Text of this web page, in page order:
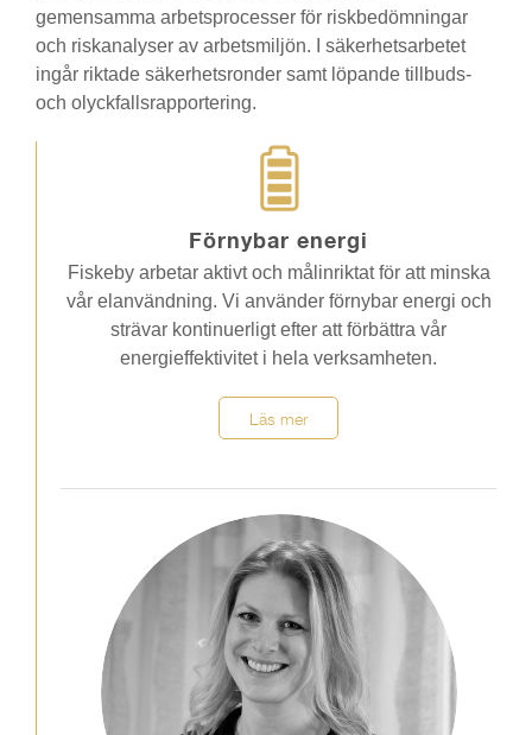
gemensamma arbetsprocesser för riskbedömningar
och riskanalyser av arbetsmiljön. I säkerhetsarbetet
ingår riktade säkerhetsronder samt löpande tillbuds-
och olyckfallsrapportering.
Förnybar energi
Fiskeby arbetar aktivt och målinriktat för att minska
vår elanvändning. Vi använder förnybar energi och
strävar kontinuerligt efter att förbättra vår
energieffektivitet i hela verksamheten.
Läs mer